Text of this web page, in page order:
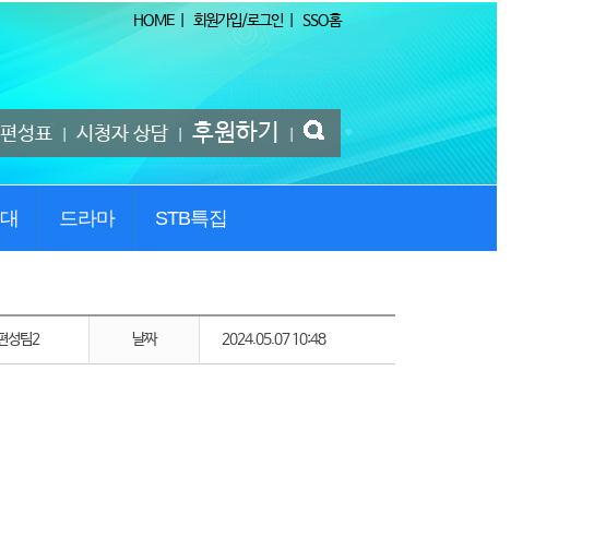
HOME| 회원가입/로그인 SSO홈
편성표 시청자 상담 후원하기
드라마 STB특집
성팀2 날짜 2024.05.07 10:48